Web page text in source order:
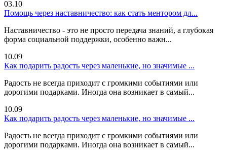
03.10
Помощь через наставничество: как стать ментором дл...
Наставничество - это не просто передача знаний, а глубокая
форма социальной поддержки, особенно важн...
10.09
Как подарить радость через маленькие, но значимые ...
Радость не всегда приходит с громкими событиями или
дорогими подарками. Иногда она возникает в самый...
10.09
Как подарить радость через маленькие, но значимые ...
Радость не всегда приходит с громкими событиями или
дорогими подарками. Иногда она возникает в самый...